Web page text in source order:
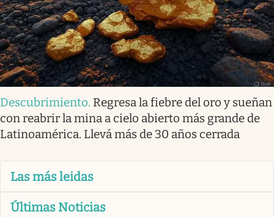
Descubrimiento. Regresa la fiebre del oro y sueñan
con reabrir la mina a cielo abierto más grande de
Latinoamérica. Llevá más de 30 años cerrada
Las más leidas
Últimas Noticias